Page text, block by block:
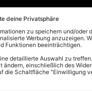
deine Privatsphäre
zu speichern und/oder
Werbung anzuzeigen.
Funktionen beeinträchtigen.
detaillierte Auswahl zu
einschließlich des
Schaltfläche "Einwilligung